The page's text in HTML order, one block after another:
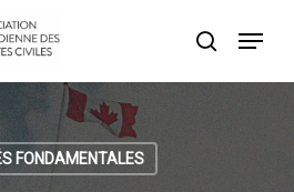
recherche
Menu
FONDAMENTALES